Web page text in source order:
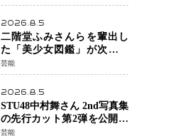
タニティフォトも公開
2026.8.5
二階堂ふみさんらを輩出し
た「美少女図鑑」が次世代
歌姫を発掘 エイベックスと
「美少女歌祭2026」開催決
定 福岡審査を初導入で全
国規模へ
芸能
2026.8.5
STU48中村舞さん 2nd写真集
の先行カット第2弾を公開
北海道ロケで見せた“大人の
芸能